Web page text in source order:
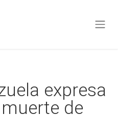
expresa
de